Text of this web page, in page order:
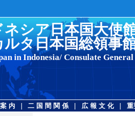
シア日本国大使
タ日本国総領事
in Indonesia/ Consulate
内 | 二 国 間 関 係 | 広 報 文 化 | 重